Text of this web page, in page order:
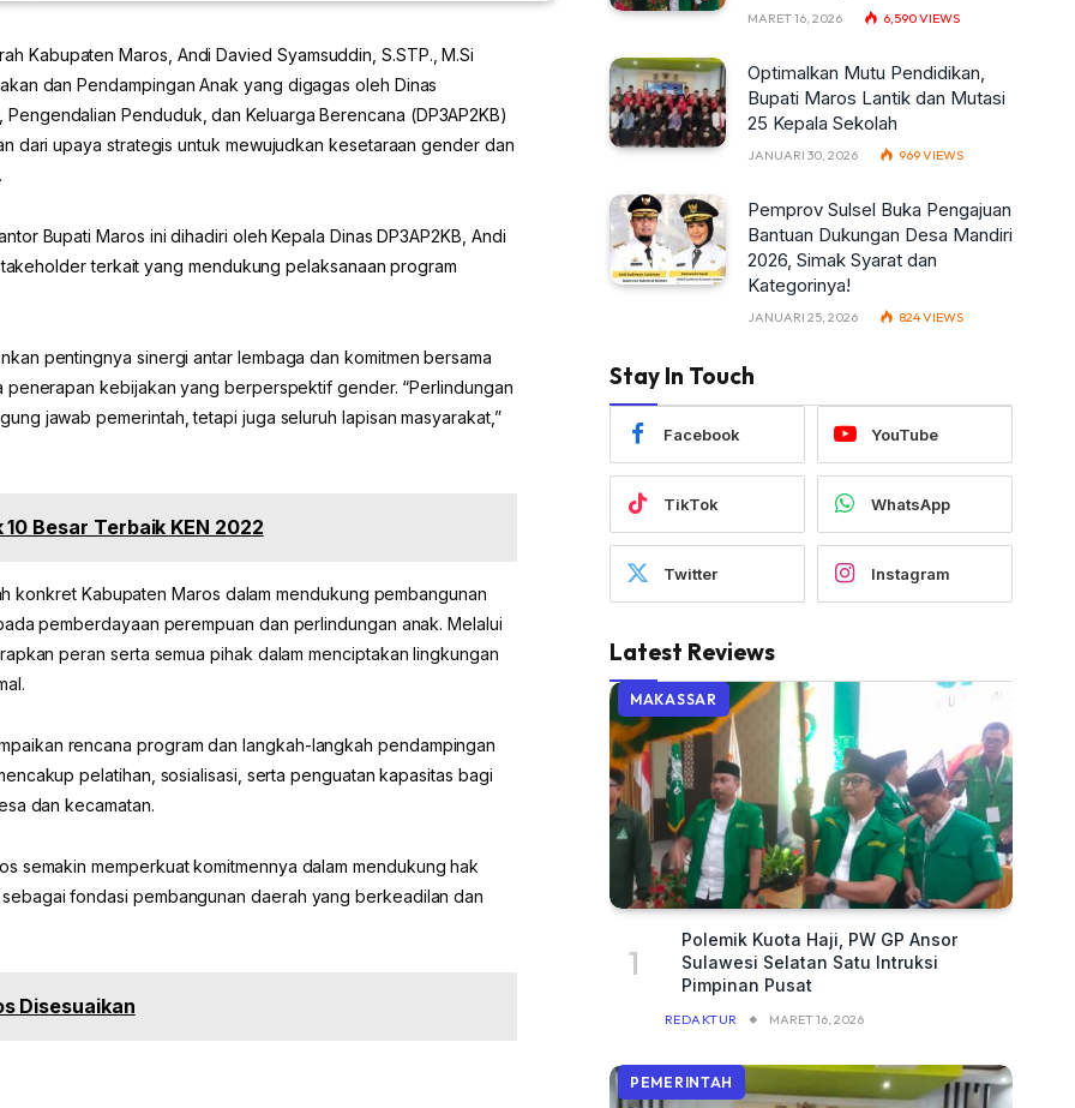
Kabupaten Maros, Andi Davied Syamsuddin, S.STP., M.Si
dan Pendampingan Anak yang digagas oleh Dinas
Penduduk, dan Keluarga Berencana (DP3AP2KB)
dari upaya strategis untuk mewujudkan kesetaraan gender dan
Bupati Maros ini dihadiri oleh Kepala Dinas DP3AP2KB, Andi
terkait yang mendukung pelaksanaan program
pentingnya sinergi antar lembaga dan komitmen bersama
penerapan kebijakan yang berperspektif gender. “Perlindungan
jawab pemerintah, tetapi juga seluruh lapisan masyarakat,”
Besar Terbaik KEN 2022
konkret Kabupaten Maros dalam mendukung pembangunan
pemberdayaan perempuan dan perlindungan anak. Melalui
peran serta semua pihak dalam menciptakan lingkungan
rencana program dan langkah-langkah pendampingan
pelatihan, sosialisasi, serta penguatan kapasitas bagi
dan kecamatan.
semakin memperkuat komitmennya dalam mendukung hak
fondasi pembangunan daerah yang berkeadilan dan
Disesuaikan
MARET 16, 2026 6,590VIEWS
Optimalkan Mutu Pendidikan,
Bupati Maros Lantik dan Mutasi
25 Kepala Sekolah
JANUARI 30, 2026 969VIEWS
Pemprov Sulsel Buka Pengajuan
Bantuan Dukungan Desa Mandiri
2026, Simak Syarat dan
Kategorinya!
JANUARI 25, 2026 824VIEWS
Stay In Touch
Facebook YouTube
TikTok WhatsApp
Twitter Instagram
Latest Reviews
MAKASSAR
Polemik Kuota Haji, PW GP Ansor
Sulawesi Selatan Satu Intruksi
Pimpinan Pusat
REDAKTUR MARET 16, 2026
PEMERINTAH